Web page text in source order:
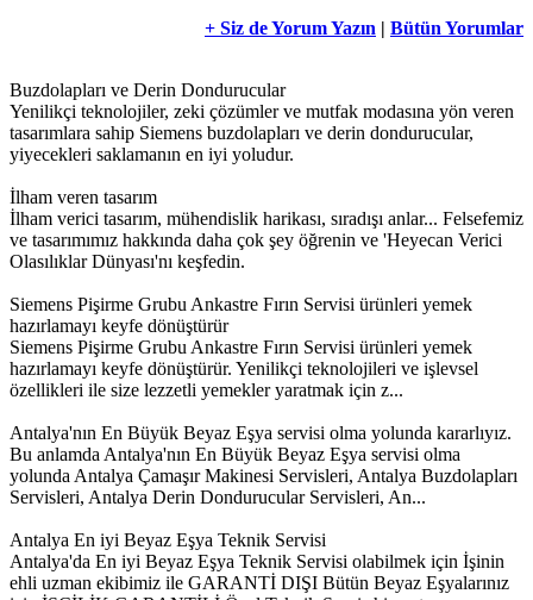
+ Siz de Yorum Yazın | Bütün Yorumlar
Buzdolapları ve Derin Dondurucular
Yenilikçi teknolojiler, zeki çözümler ve mutfak modasına yön veren
tasarımlara sahip Siemens buzdolapları ve derin dondurucular,
yiyecekleri saklamanın en iyi yoludur.
İlham veren tasarım
İlham verici tasarım, mühendislik harikası, sıradışı anlar... Felsefemiz
ve tasarımımız hakkında daha çok şey öğrenin ve 'Heyecan Verici
Olasılıklar Dünyası'nı keşfedin.
Siemens Pişirme Grubu Ankastre Fırın Servisi ürünleri yemek
hazırlamayı keyfe dönüştürür
Siemens Pişirme Grubu Ankastre Fırın Servisi ürünleri yemek
hazırlamayı keyfe dönüştürür. Yenilikçi teknolojileri ve işlevsel
özellikleri ile size lezzetli yemekler yaratmak için z...
Antalya'nın En Büyük Beyaz Eşya servisi olma yolunda kararlıyız.
Bu anlamda Antalya'nın En Büyük Beyaz Eşya servisi olma
yolunda Antalya Çamaşır Makinesi Servisleri, Antalya Buzdolapları
Servisleri, Antalya Derin Dondurucular Servisleri, An...
Antalya En iyi Beyaz Eşya Teknik Servisi
Antalya'da En iyi Beyaz Eşya Teknik Servisi olabilmek için İşinin
ehli uzman ekibimiz ile GARANTİ DIŞI Bütün Beyaz Eşyalarınız